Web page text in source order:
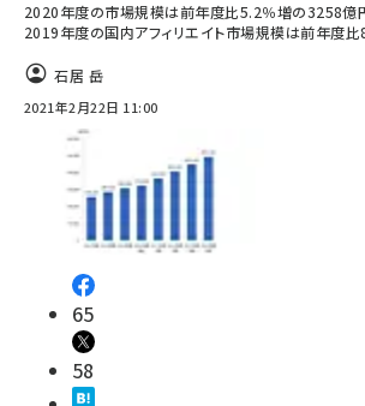
2020年度の市場規模は前年度比5.2％増の3258億
2019年度の国内アフィリエイト市場規模は前年度
石居 岳
2021年2月22日 11:00
65
58